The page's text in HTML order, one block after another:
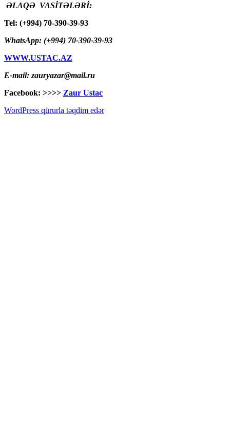
ƏLAQƏ VASİTƏLƏRİ:
Tel: (+994) 70-390-39-93
WhatsApp: (+994) 70-390-39-93
WWW.USTAC.AZ
E-mail: zauryazar@mail.ru
Facebook: >>>> Zaur Ustac
WordPress qürurla təqdim edər